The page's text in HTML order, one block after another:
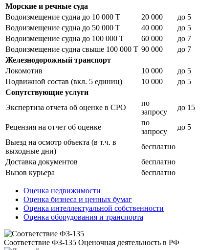
Морские и речные суда
Водоизмещение судна до 10 000 Т
20 000
до 5
Водоизмещение судна до 50 000 Т
40 000
до 5
Водоизмещение судна до 100 000 Т
60 000
до 7
Водоизмещение судна свыше 100 000 Т 90 000
до 7
Железнодорожный транспорт
Локомотив
10 000
до 5
Подвижной состав (вкл. 5 единиц)
10 000
до 5
Сопутствующие услуги
Экспертиза отчета об оценке в СРО
по
запросу
до 15
Рецензия на отчет об оценке
по
запросу
до 5
Выезд на осмотр объекта (в т.ч. в
выходные дни)
бесплатно
Доставка документов
бесплатно
Вызов курьера
бесплатно
Оценка недвижимости
Оценка бизнеса и ценных бумаг
Оценка интеллектуальной собственности
Оценка оборудования и транспорта
Соответствие ФЗ-135 Оценочная деятельность в РФ